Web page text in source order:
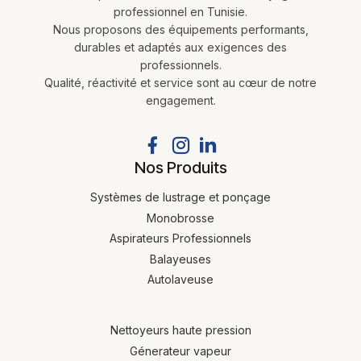
professionnel en Tunisie.
Nous proposons des équipements performants,
durables et adaptés aux exigences des
professionnels.
Qualité, réactivité et service sont au cœur de notre
engagement.
Nos Produits
Systèmes de lustrage et ponçage
Monobrosse
Aspirateurs Professionnels
Balayeuses
Autolaveuse
Nettoyeurs haute pression
Génerateur vapeur